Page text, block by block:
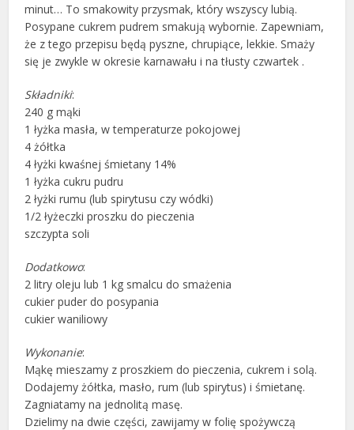
minut… To smakowity przysmak, który wszyscy lubią.
Posypane cukrem pudrem smakują wybornie. Zapewniam,
że z tego przepisu będą pyszne, chrupiące, lekkie. Smaży
się je zwykle w okresie karnawału i na tłusty czwartek .
Składniki:
240 g mąki
1 łyżka masła, w temperaturze pokojowej
4 żółtka
4 łyżki kwaśnej śmietany 14%
1 łyżka cukru pudru
2 łyżki rumu (lub spirytusu czy wódki)
1/2 łyżeczki proszku do pieczenia
szczypta soli
Dodatkowo:
2 litry oleju lub 1 kg smalcu do smażenia
cukier puder do posypania
cukier waniliowy
Wykonanie:
Mąkę mieszamy z proszkiem do pieczenia, cukrem i solą.
Dodajemy żółtka, masło, rum (lub spirytus) i śmietanę.
Zagniatamy na jednolitą masę.
Dzielimy na dwie części, zawijamy w folię spożywczą